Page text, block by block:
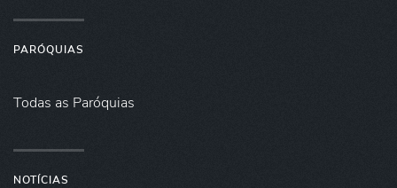
PARÓQUIAS
Todas as Paróquias
NOTÍCIAS